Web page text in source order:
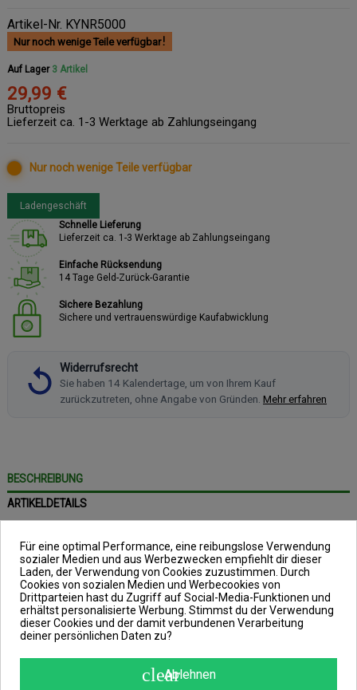
Artikel-Nr. KYNR5000
Nur noch wenige Teile verfügbar
Auf Lager 3 Artikel
29,99 €
Bruttopreis
Lieferzeit ca. 1-3 Werktage ab Zahlungseingang
Nur noch wenige Teile verfügbar
Ladengeschäft
Schnelle Lieferung
Lieferzeit ca. 1-3 Werktage ab Zahlungseingang
Einfache Rücksendung
14 Tage Geld-Zurück-Garantie
Sichere Bezahlung
Sichere und vertrauenswürdige Kaufabwicklung
Widerrufsrecht
Sie haben 14 Kalendertage, um von Ihrem Kauf
zurückzutreten, ohne Angabe von Gründen. Mehr erfahren
BESCHREIBUNG
ARTIKELDETAILS
ANGABEN ZUR PRODUKTSICHERHEIT
REVIEWS(0)
Neon Runner 5000 – 4
Für eine optimal Performance, eine reibungslose Verwendung
sozialer Medien und aus Werbezwecken empfiehlt dir dieser
Laden, der Verwendung von Cookies zuzustimmen. Durch
Cookies von sozialen Medien und Werbecookies von
Drittparteien hast du Zugriff auf Social-Media-Funktionen und
erhältst personalisierte Werbung. Stimmst du der Verwendung
dieser Cookies und der damit verbundenen Verarbeitung
deiner persönlichen Daten zu?
clearAblehnen